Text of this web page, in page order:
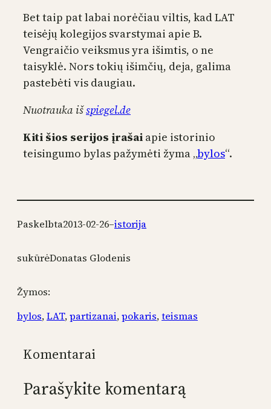
Bet taip pat labai norėčiau viltis, kad LAT
teisėjų kolegijos svarstymai apie B.
Vengraičio veiksmus yra išimtis, o ne
taisyklė. Nors tokių išimčių, deja, galima
pastebėti vis daugiau.
Nuotrauka išspiegel.de
Kiti šios serijos įrašai apie istorinio
teisingumo bylas pažymėti žyma „bylos“.
Paskelbta2013-02-26–istorija
sukūrėDonatas Glodenis
Žymos:
bylos, LAT, partizanai, pokaris, teismas
Komentarai
Parašykite komentarą